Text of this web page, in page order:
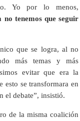
Yo por lo menos,
no tenemos que seguir
que se logra, al no
más temas y más
evitar que era la
esto se transformara en
el debate”, insistió.
de la misma coalición